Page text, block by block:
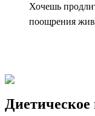
Хочешь
поощрения